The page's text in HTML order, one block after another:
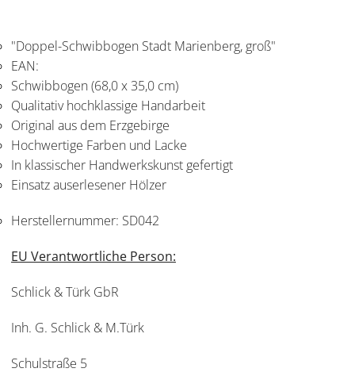
"Doppel-Schwibbogen Stadt Marienberg, groß"
EAN:
Schwibbogen (68,0 x 35,0 cm)
Qualitativ hochklassige Handarbeit
Original aus dem Erzgebirge
Hochwertige Farben und Lacke
In klassischer Handwerkskunst gefertigt
Einsatz auserlesener Hölzer
Herstellernummer: SD042
EU Verantwortliche Person:
Schlick & Türk GbR
Inh. G. Schlick & M.Türk
Schulstraße 5